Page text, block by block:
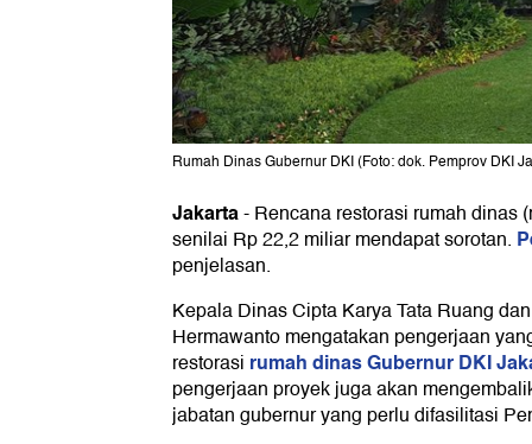
Rumah Dinas Gubernur DKI (Foto: dok. Pemprov DKI
Jakarta-Rencana restorasi rumah dinas
senilai Rp 22,2 miliar mendapat sorotan.
penjelasan.
Kepala Dinas Cipta Karya Tata Ruang
Hermawanto mengatakan pengerjaan
restorasi rumah dinas Gubernur DKI
pengerjaan proyek juga akan
jabatan gubernur yang perlu difasilitasi